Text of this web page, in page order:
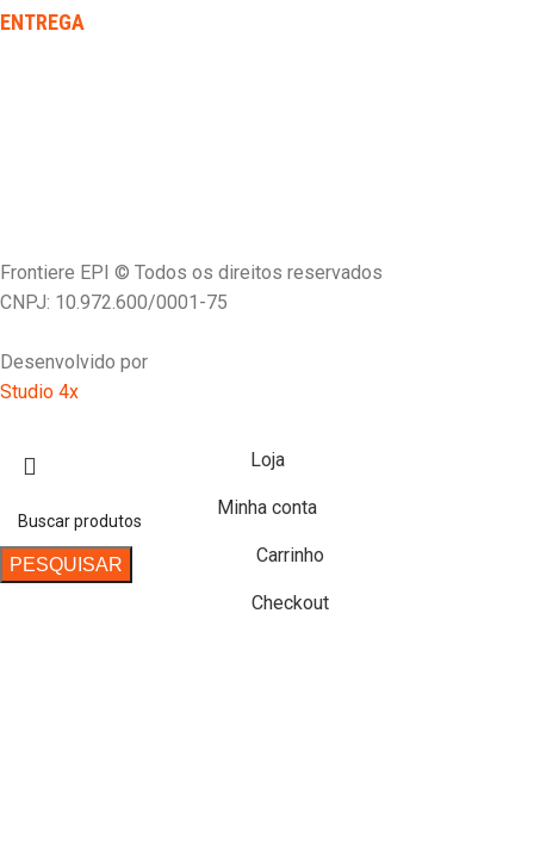
ENTREGA
Frontiere EPI © Todos os direitos reservados
CNPJ: 10.972.600/0001-75
Desenvolvido por
Studio 4x
PESQUISAR
Loja
Minha conta
Carrinho
Checkout